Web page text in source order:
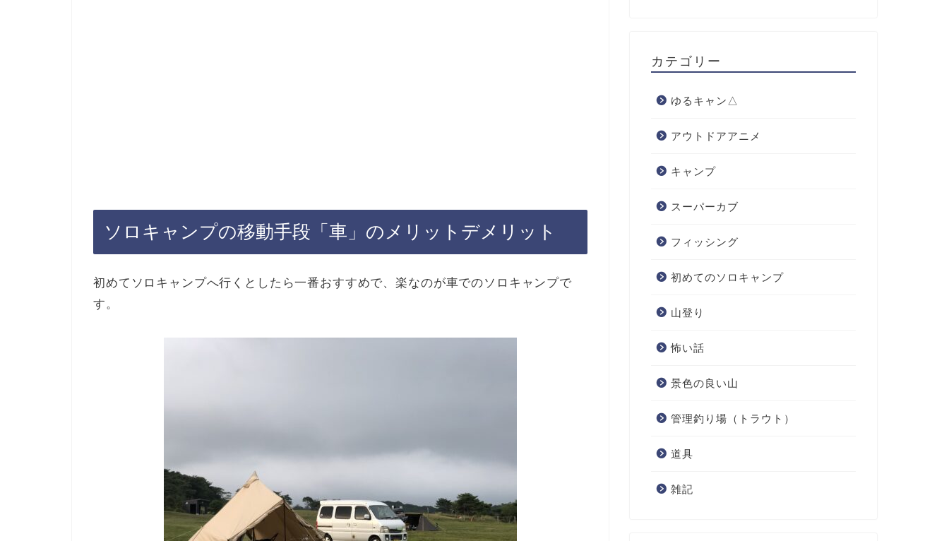
ソロキャンプの移動手段「車」のメリットデメリット
初めてソロキャンプへ行くとしたら一番おすすめで、楽なのが車でのソロキャンプで
す。
カテゴリー
ゆるキャン△
アウトドアアニメ
キャンプ
スーパーカブ
フィッシング
初めてのソロキャンプ
山登り
怖い話
景色の良い山
管理釣り場（トラウト）
道具
雑記